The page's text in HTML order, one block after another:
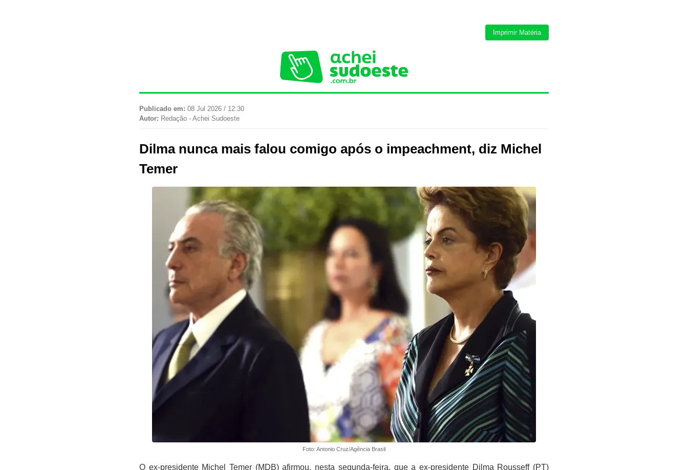
Imprimir Matéria
Publicado em: 08 Jul 2026 / 12:30
Autor: Redação - Achei Sudoeste
Dilma nunca mais falou comigo após o impeachment, diz Michel
Temer
Foto: Antonio Cruz/Agência Brasil
O ex-presidente Michel Temer (MDB) afirmou, nesta segunda-feira, que a ex-presidente Dilma Rousseff (PT)